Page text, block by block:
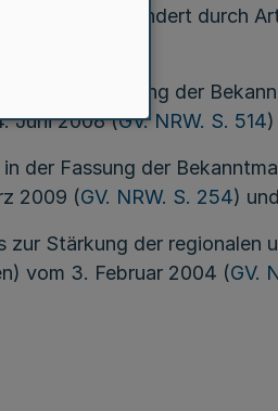
), zuletzt geändert durch
in der Fassung der
Juni 2008 (GV. NRW. S. 514)
der Fassung der
2009 (GV. NRW. S. 254) und
zur Stärkung der regionalen
vom 3. Februar 2004 (GV.